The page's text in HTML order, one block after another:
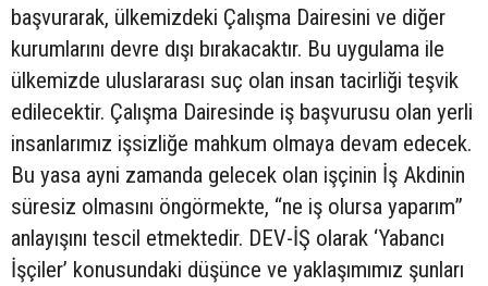
başvurarak, ülkemizdeki Çalışma Dairesini ve diğer
kurumlarını devre dışı bırakacaktır. Bu uygulama ile
ülkemizde uluslararası suç olan insan tacirliği teşvik
edilecektir. Çalışma Dairesinde iş başvurusu olan yerli
insanlarımız işsizliğe mahkum olmaya devam edecek.
Bu yasa ayni zamanda gelecek olan işçinin İş Akdinin
süresiz olmasını öngörmekte, “ne iş olursa yaparım”
anlayışını tescil etmektedir. DEV-İŞ olarak ‘Yabancı
İşçiler’ konusundaki düşünce ve yaklaşımımız şunları